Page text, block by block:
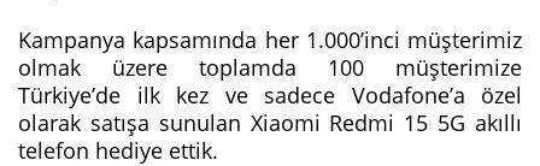
Kampanya kapsamında her 1.000’inci müşterimiz
olmak üzere toplamda 100 müşterimize
Türkiye’de ilk kez ve sadece Vodafone’a özel
olarak satışa sunulan Xiaomi Redmi 15 5G akıllı
telefon hediye ettik.